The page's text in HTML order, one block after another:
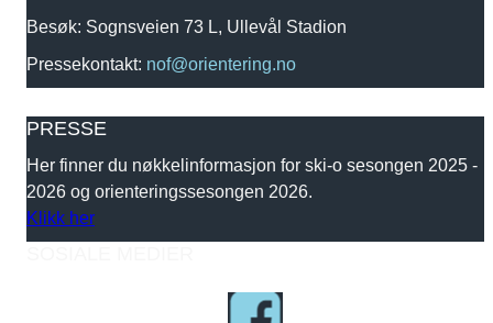
Besøk: Sognsveien 73 L, Ullevål Stadion
Pressekontakt: nof@orientering.no
PRESSE
Her finner du nøkkelinformasjon for ski-o sesongen 2025 -
2026 og orienteringssesongen 2026.
Klikk her